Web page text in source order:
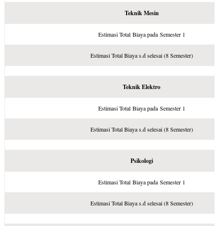
Teknik Mesin
Estimasi Total Biaya pada Semester 1
Estimasi Total Biaya s.d selesai (8 Semester)
Teknik Elektro
Estimasi Total Biaya pada Semester 1
Estimasi Total Biaya s.d selesai (8 Semester)
Psikologi
Estimasi Total Biaya pada Semester 1
Estimasi Total Biaya s.d selesai (8 Semester)